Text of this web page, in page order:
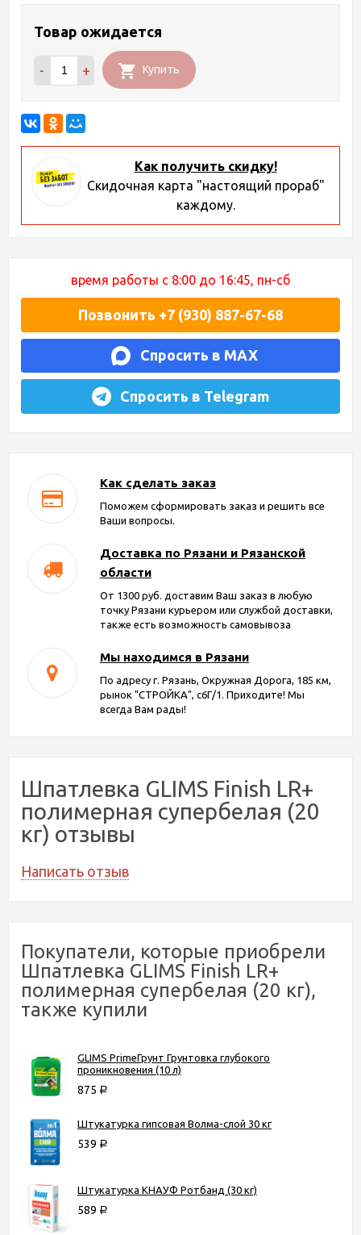
Товар ожидается
- + Купить
Как получить скидку!
Скидочная карта "настоящий прораб"
каждому.
время работы с 8:00 до 16:45, пн-сб
Позвонить +7 (930) 887-67-68
Спросить в MAX
Спросить в Telegram
Как сделать заказ
Поможем сформировать заказ и решить все
Ваши вопросы.
Доставка по Рязани и Рязанской
области
От 1300 руб. доставим Ваш заказ в любую
точку Рязани курьером или службой доставки,
также есть возможность самовывоза
Мы находимся в Рязани
По адресу г. Рязань, Окружная Дорога, 185 км,
рынок "СТРОЙКА", с6Г/1. Приходите! Мы
всегда Вам рады!
Шпатлевка GLIMS Finish LR+
полимерная супербелая (20
кг) отзывы
Написать отзыв
Покупатели, которые приобрели
Шпатлевка GLIMS Finish LR+
полимерная супербелая (20 кг),
также купили
GLIMS PrimeГрунт Грунтовка глубокого
проникновения (10 л)
875 Р
Штукатурка гипсовая Волма-слой 30 кг
539 Р
Штукатурка КНАУФ Ротбанд (30 кг)
589 Р